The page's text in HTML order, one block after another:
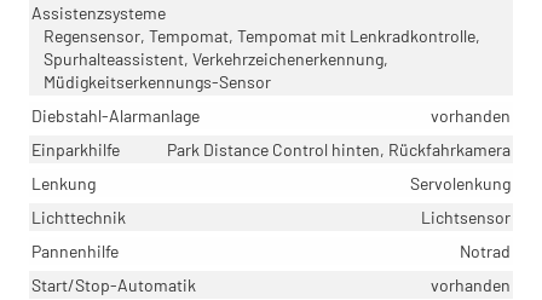
Assistenzsysteme
Regensensor, Tempomat, Tempomat mit Lenkradkontrolle,
Spurhalteassistent, Verkehrzeichenerkennung,
Müdigkeitserkennungs-Sensor
Diebstahl-Alarmanlage
vorhanden
Einparkhilfe
Park Distance Control hinten, Rückfahrkamera
Lenkung
Servolenkung
Lichttechnik
Lichtsensor
Pannenhilfe
Notrad
Start/Stop-Automatik
vorhanden